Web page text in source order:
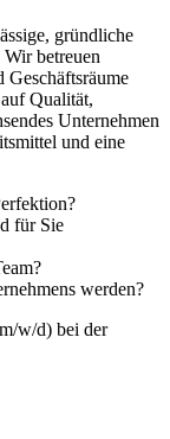
gründliche
betreuen
Geschäftsräume
Qualität,
Unternehmen
und eine
für Sie
werden?
w/d) bei der